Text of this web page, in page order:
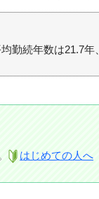
勤続年数は21.7年
はじめての人へ